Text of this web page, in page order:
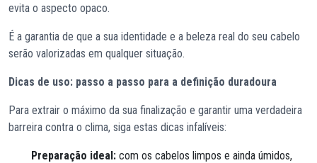
evita o aspecto opaco.
É a garantia de que a sua identidade e a beleza real do seu cabelo
serão valorizadas em qualquer situação.
Dicas de uso: passo a passo para a definição duradoura
Para extrair o máximo da sua finalização e garantir uma verdadeira
barreira contra o clima, siga estas dicas infalíveis:
Preparação ideal: com os cabelos limpos e ainda úmidos,